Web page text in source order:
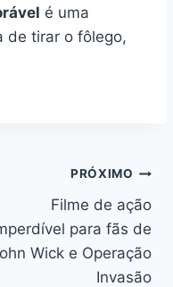
é uma
de tirar o fôlego,
PRÓXIMO
Filme de ação
para fãs de
Wick e Operação
Invasão